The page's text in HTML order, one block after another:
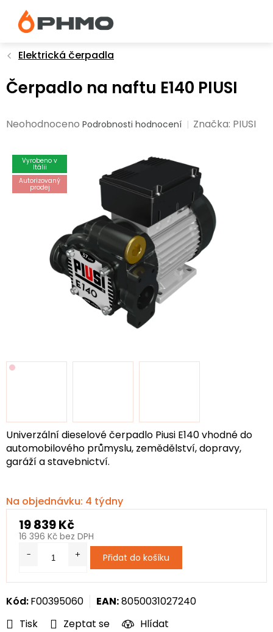
obsah
Elektrická čerpadla
Čerpadlo na naftu E140 PIUSI
Průměrné
0,0
Neohodnoceno Podrobnosti hodnocení Značka: PIUSI
Vyrobeno v
Itálii
Autorizovaný
prodej
Univerzální dieselové čerpadlo Piusi E140 vhodné do
automobilového průmyslu, zemědělství, dopravy,
garáží a stavebnictví.
Tisk Zeptat se Hlídat
Kód:F00395060 EAN:8050031027240
Na objednávku: 4 týdny
19 839 Kč
16 396 Kč bez DPH
Přidat do košíku